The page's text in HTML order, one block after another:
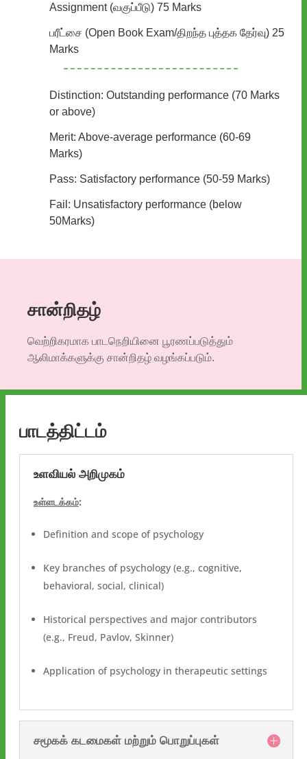
Assignment (வகுப்பீடு) 75 Marks
பரீட்சை (Open Book Exam/திறந்த புத்தக தேர்வு) 25
Marks
Distinction: Outstanding performance (70 Marks
or above)
Merit: Above-average performance (60-69
Marks)
Pass: Satisfactory performance (50-59 Marks)
Fail: Unsatisfactory performance (below
50Marks)
சான்றிதழ்
வெற்றிகரமாகபாடநெறியினை பூரணப்படுத்தும்
ஆலிமாக்களுக்கு சான்றிதழ் வழங்கப்படும்.
பாடத்திட்டம்
உளவியல் அறிமுகம்
உள்ளடக்கம்:
Definition and scope of psychology
Key branches of psychology (e.g., cognitive,
behavioral, social, clinical)
Historical perspectives and major contributors
(e.g., Freud, Pavlov, Skinner)
Application of psychology in therapeutic settings
சமூகக் கடமைகள் மற்றும் பொறுப்புகள்